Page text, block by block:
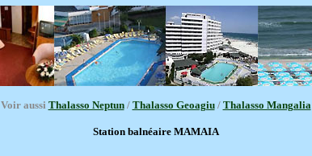
Voir aussi Thalasso Neptun/ Thalasso Geoagiu/ Thalasso Mangalia
Station balnéaire MAMAIA